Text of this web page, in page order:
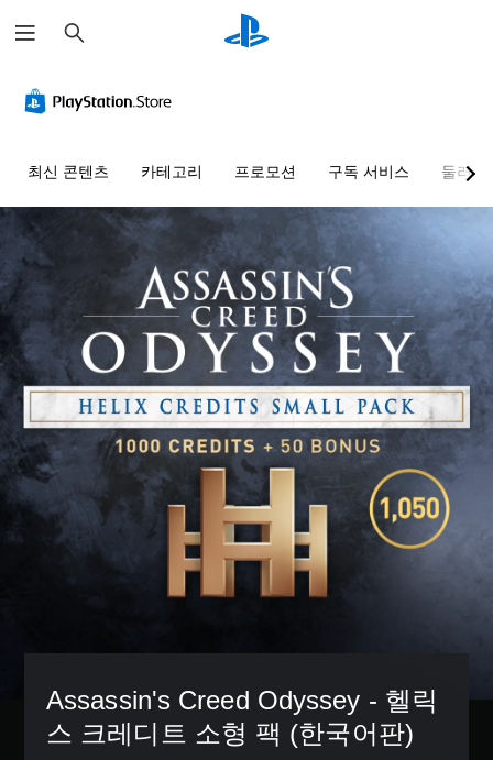
색
최신 콘텐츠 카테고리 프로모션 구독 서비스 둘러보
Assassin's Creed Odyssey - 헬릭
스 크레디트 소형 팩 (한국어판)